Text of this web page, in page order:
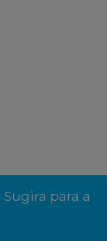
Sugira para a